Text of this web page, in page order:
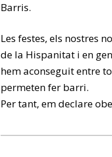
Barris.
Les festes, els nostres
de la Hispanitat i en
hem aconseguit entre
permeten fer barri.
Per tant, em declare